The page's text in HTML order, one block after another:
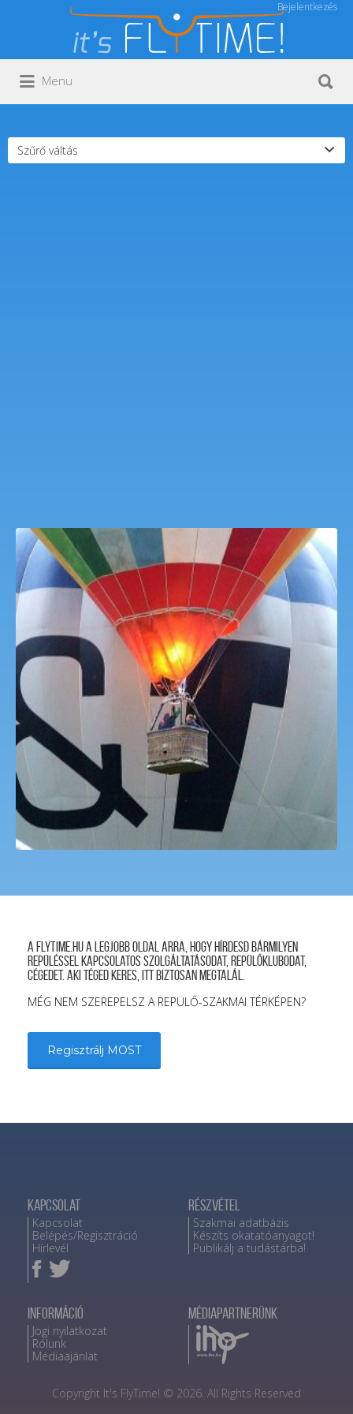
Bejelentkezés
Keresés:
Menu
Szűrő váltás
Hőlégballon sétarepülés PhoenixHRE
36,830Ft
A FLYTIME.HU a legjobb oldal arra, hogy hírdesd bármilyen
repüléssel kapcsolatos szolgáltatásodat, repülőklubodat,
cégedet. Aki téged keres, itt biztosan megtalál.
MÉG NEM SZEREPELSZ A REPÜLŐ-SZAKMAI TÉRKÉPEN?
Regisztrálj MOST
Kapcsolat
Kapcsolat
Belépés/Regisztráció
Hírlevél
Részvétel
Szakmai adatbázis
Készíts okatatóanyagot!
Publikálj a tudástárba!
Információ
Jogi nyilatkozat
Rólunk
Médiaajánlat
Médiapartnerünk
Copyright It's FlyTime! © 2026. All Rights Reserved